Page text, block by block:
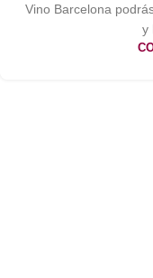
Vino Barcelona
y